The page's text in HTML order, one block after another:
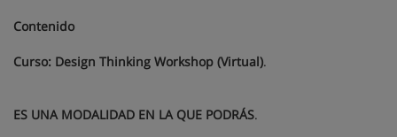
Contenido
Curso: Design Thinking Workshop (Virtual).
ES UNA MODALIDAD EN LA QUE PODRÁS.